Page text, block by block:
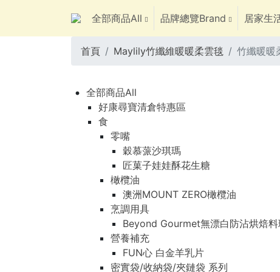
全部商品All 品牌總覽Brand 居家生
首頁 Maylily竹纖維暖暖柔雲毯 竹纖暖暖
全部商品All
好康尋寶清倉特惠區
食
零嘴
穀慕蒎沙琪瑪
匠菓子娃娃酥花生糖
橄欖油
澳洲MOUNT ZERO橄欖油
烹調用具
Beyond Gourmet無漂白防沾烘焙
營養補充
FUN心 白金羊乳片
密實袋/收納袋/夾鏈袋 系列